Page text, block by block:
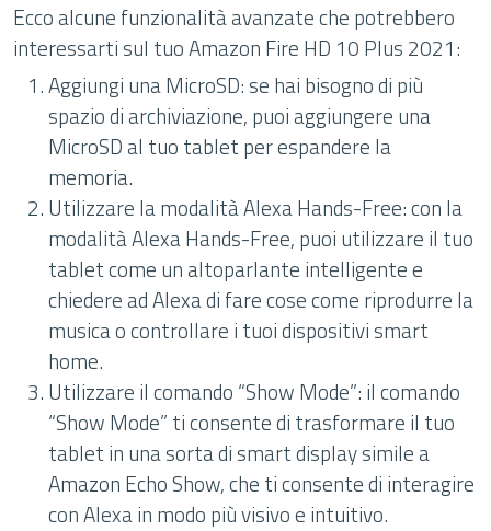
Ecco alcune funzionalità avanzate che potrebbero
interessarti sul tuo Amazon Fire HD 10 Plus 2021:
Aggiungi una MicroSD: se hai bisogno di più
spazio di archiviazione, puoi aggiungere una
MicroSD al tuo tablet per espandere la
memoria.
Utilizzare la modalità Alexa Hands-Free: con la
modalità Alexa Hands-Free, puoi utilizzare il tuo
tablet come un altoparlante intelligente e
chiedere ad Alexa di fare cose come riprodurre la
musica o controllare i tuoi dispositivi smart
home.
Utilizzare il comando “Show Mode”: il comando
“Show Mode” ti consente di trasformare il tuo
tablet in una sorta di smart display simile a
Amazon Echo Show, che ti consente di interagire
con Alexa in modo più visivo e intuitivo.